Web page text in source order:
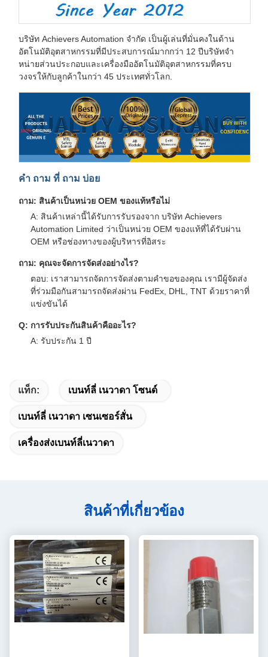
บริษัท Achievers Automation จํากัด เป็นผู้เล่นที่มั่นคงในด้าน
อัตโนมัติอุตสาหกรรมที่มีประสบการณ์มากกว่า 12 ปีบริษัทจํา
หน่ายส่วนประกอบและเครื่องมืออัตโนมัติอุตสาหกรรมที่ครบ
วงจรให้กับลูกค้าในกว่า 45 ประเทศทั่วโลก.
คํา ถาม ที่ ถาม บ่อย
ถาม: สินค้าเป็นหน่วย OEM ของแท้หรือไม่
A: สินค้าเหล่านี้ได้รับการรับรองจาก บริษัท Achievers
Automation Limited ว่าเป็นหน่วย OEM ของแท้ที่ได้รับผ่าน
OEM หรือช่องทางของผู้บริหารที่อิสระ
ถาม: คุณจะจัดการจัดส่งอย่างไร?
ตอบ: เราสามารถจัดการจัดส่งตามคําขอของคุณ เรามีผู้จัดส่ง
ที่ร่วมมือกันสามารถจัดส่งผ่าน FedEx, DHL, TNT ด้วยราคาที่
แข่งขันได้
Q: การรับประกันสินค้าคืออะไร?
A: รับประกัน 1 ปี
แท็ก: เบนท์ลี่ เนวาดา โซนด์
เบนท์ลี่ เนวาดา เซนเซอร์สั่น
เครื่องส่งเบนท์ลี่เนวาดา
สินค้าที่เกี่ยวข้อง